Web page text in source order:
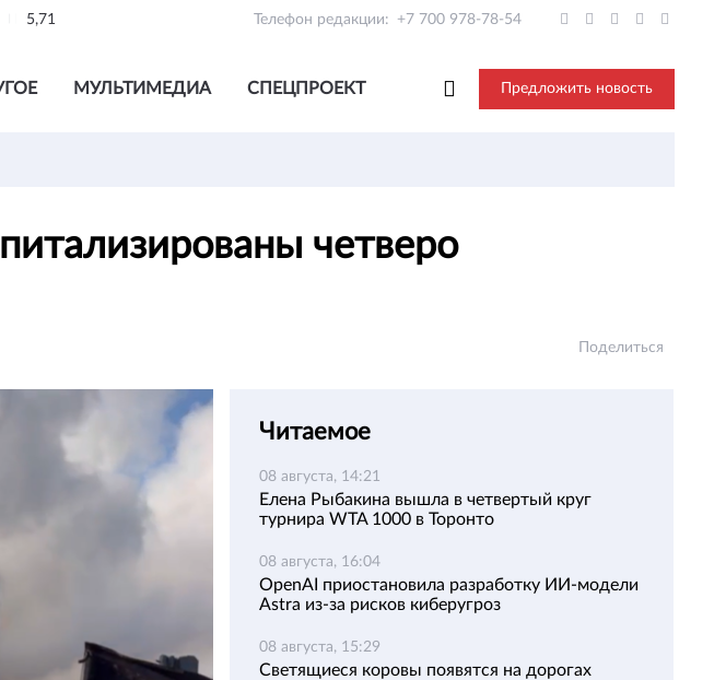
5,71 Телефон редакции: +7 700 978-78-54
МУЛЬТИМЕДИА СПЕЦПРОЕКТ Предложить новость
четверо
Поделиться
Читаемое
08 августа, 14:21
Елена Рыбакина вышла в четвертый круг
турнира WTA 1000 в Торонто
08 августа, 16:04
OpenAI приостановила разработку ИИ-модели
Astra из-за рисков киберугроз
08 августа, 15:29
Светящиеся коровы появятся на дорогах